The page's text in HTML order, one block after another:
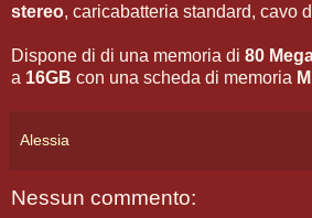
stereo, caricabatteria standard, cavo
Dispone di di una memoria di 80
a 16GB con una scheda di memoria
Alessia
Nessun commento: